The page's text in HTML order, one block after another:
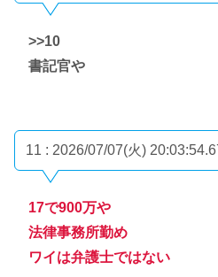
>>10
書記官や
11 : 2026/07/07(火)
17で900万や
法律事務所勤め
ワイは弁護士ではない